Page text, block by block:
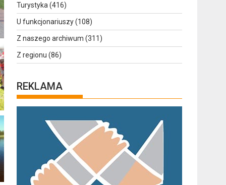
Turystyka (416)
U funkcjonariuszy(108)
Z naszego archiwum (311)
Z regionu (86)
REKLAMA